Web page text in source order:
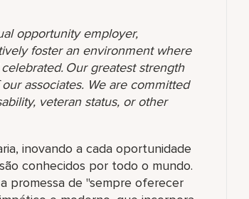
opportunity employer,
foster an environment where
Our greatest strength
associates. We are committed
veteran status, or other
inovando a cada oportunidade
conhecidos por todo o mundo.
promessa de "sempre oferecer